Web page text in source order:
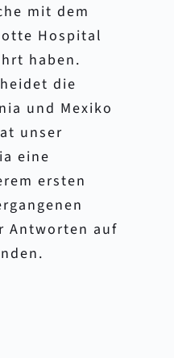
mit dem
Hospital
haben.
die
und Mexiko
unser
eine
ersten
Antworten auf